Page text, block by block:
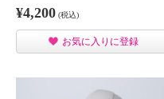
¥4,200 (税込)
お気に入りに登録